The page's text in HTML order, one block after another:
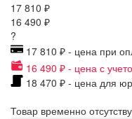
17 810 ₽
16 490 ₽
?
17 810 ₽ - цена при
16 490 ₽ - цена с
18 470 ₽ - цена для
Товар временно